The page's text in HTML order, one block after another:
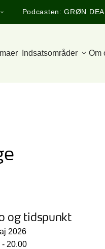
Podcasten: GRØN
Indsatsområder Om
og tidspunkt
2026
- 20.00